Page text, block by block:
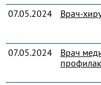
07.05.2024
Врач-
07.05.2024
Врач